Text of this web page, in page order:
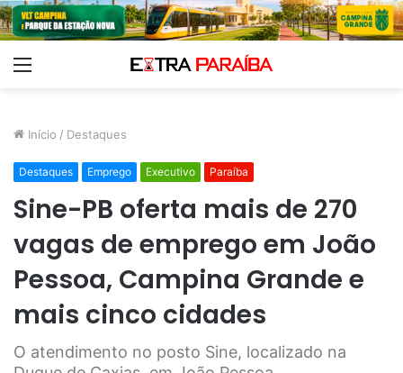
Início / Destaques
Destaques Emprego Executivo Paraíba
Sine-PB oferta mais de 270
vagas de emprego em João
Pessoa, Campina Grande e
mais cinco cidades
O atendimento no posto Sine, localizado na